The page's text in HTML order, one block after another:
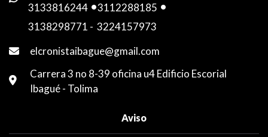
3133816244 -3112288185 -
3138298771 - 3224157973
elcronistaibague@gmail.com
Carrera 3 no 8-39 oficina u4 Edificio Escorial
Ibagué - Tolima
Aviso